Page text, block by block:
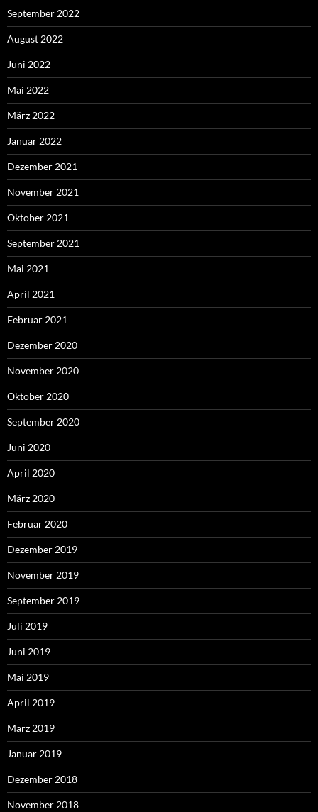
September 2022
August 2022
Juni 2022
Mai 2022
März 2022
Januar 2022
Dezember 2021
November 2021
Oktober 2021
September 2021
Mai 2021
April 2021
Februar 2021
Dezember 2020
November 2020
Oktober 2020
September 2020
Juni 2020
April 2020
März 2020
Februar 2020
Dezember 2019
November 2019
September 2019
Juli 2019
Juni 2019
Mai 2019
April 2019
März 2019
Januar 2019
Dezember 2018
November 2018